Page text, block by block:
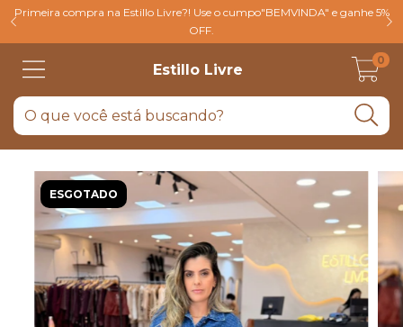
Primeira compra na Estillo Livre?! Use o cumpo"BEMVINDA" e ganhe 5%
OFF.
Estillo Livre
0
ESGOTADO